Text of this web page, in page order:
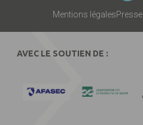
Mentions légalesPresse
AVEC LE SOUTIEN DE :